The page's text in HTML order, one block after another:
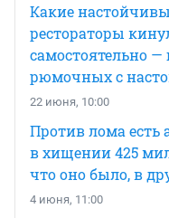
Какие
рестораторы
самостоятельно
рюмочных с
22 июня, 10:00
Против лома есть
в хищении 425
что оно было, в
4 июня, 11:00